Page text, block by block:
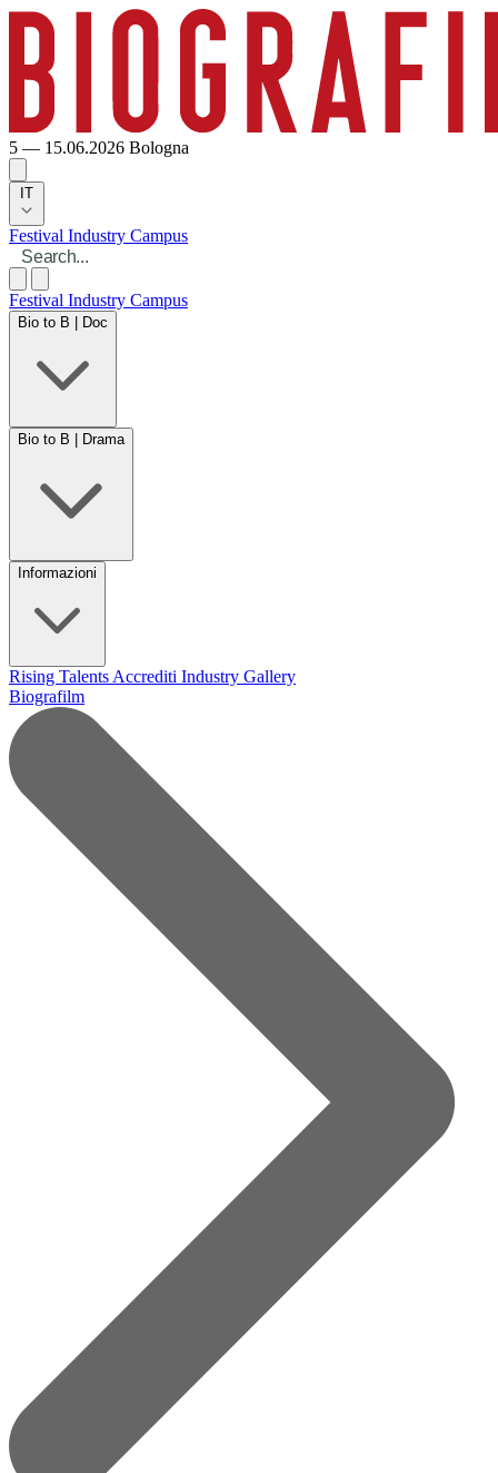
5 — 15.06.2026 Bologna
IT
Festival Industry Campus
Festival Industry Campus
Bio to B | Doc
Bio to B | Drama
Informazioni
Rising Talents Accrediti Industry Gallery
Biografilm